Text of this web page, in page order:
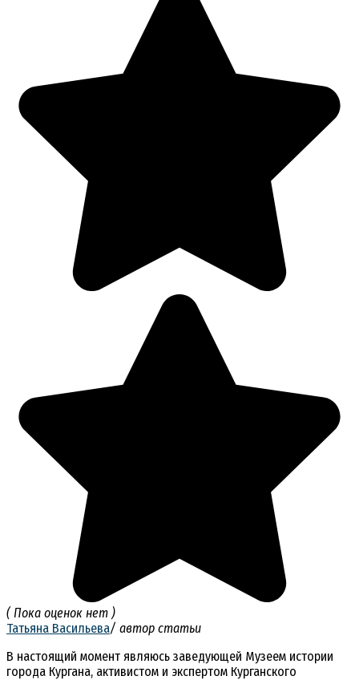
( Пока оценок нет )
Татьяна Васильева/ автор статьи
В настоящий момент являюсь заведующей Музеем истории
города Кургана, активистом и экспертом Курганского